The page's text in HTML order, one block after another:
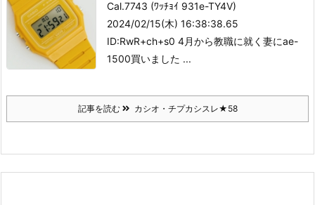
Cal.7743 (ﾜｯﾁｮｲ 931e-TY4V)
2024/02/15(木) 16:38:38.65
ID:RwR+ch+s0 4月から教職に就く妻にae-
1500買いました ...
記事を読む カシオ・チプカシスレ★58